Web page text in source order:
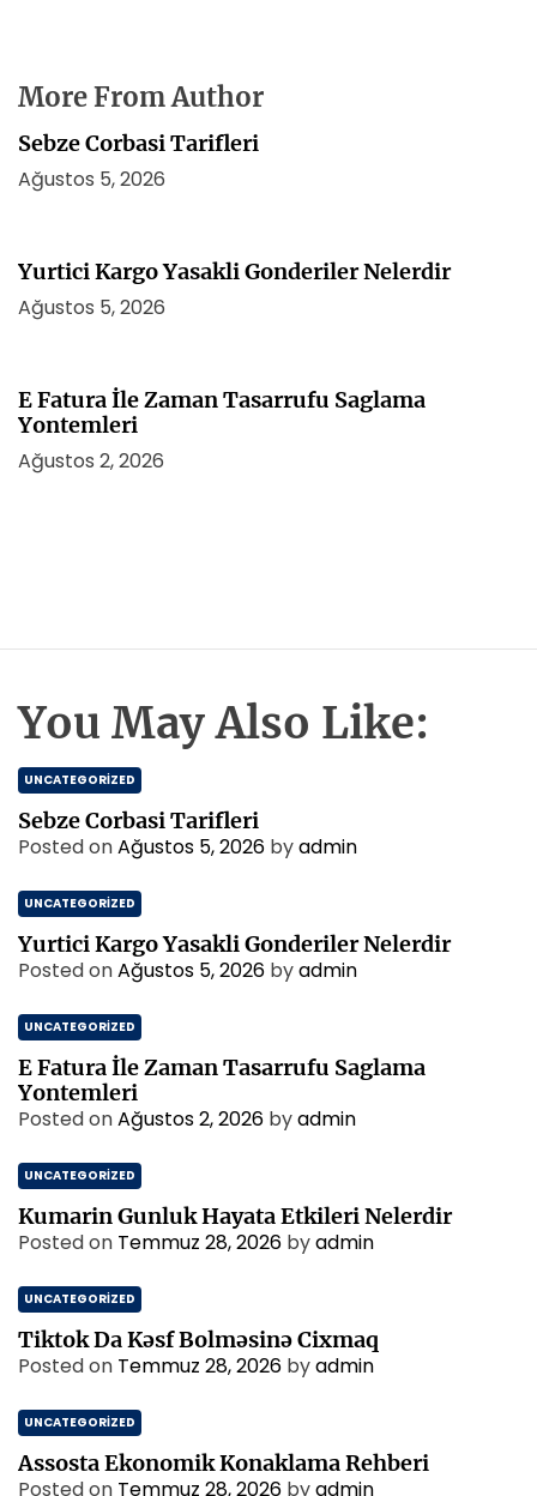
More From Author
Sebze Corbasi Tarifleri
Ağustos 5, 2026
Yurtici Kargo Yasakli Gonderiler Nelerdir
Ağustos 5, 2026
E Fatura İle Zaman Tasarrufu Saglama
Yontemleri
Ağustos 2, 2026
You May Also Like:
UNCATEGORIZED
Sebze Corbasi Tarifleri
Posted onAğustos 5, 2026 byadmin
UNCATEGORIZED
Yurtici Kargo Yasakli Gonderiler Nelerdir
Posted onAğustos 5, 2026 byadmin
UNCATEGORIZED
E Fatura İle Zaman Tasarrufu Saglama
Yontemleri
Posted onAğustos 2, 2026 byadmin
UNCATEGORIZED
Kumarin Gunluk Hayata Etkileri Nelerdir
Posted on Temmuz 28, 2026 byadmin
UNCATEGORIZED
Tiktok Da Kəsf Bolməsinə Cixmaq
Posted on Temmuz 28, 2026 byadmin
UNCATEGORIZED
Assosta Ekonomik Konaklama Rehberi
Posted on Temmuz 28, 2026 byadmin